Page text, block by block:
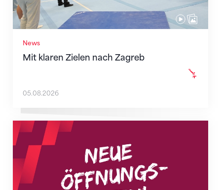
News
Mit klaren Zielen nach Zagreb
05.08.2026
Neue Empfangszeiten ab 1. August 2026